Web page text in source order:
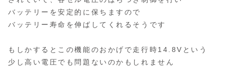
バッテリーを安定的に保ちますので
バッテリー寿命を伸ばしてくれるそうです
もしかするとこの機能のおかげで走行時14.8Vという
少し高い電圧でも問題ないのかもしれません